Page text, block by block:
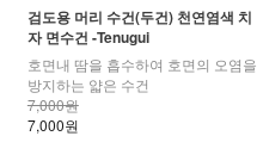
검도용 머리 수건(두건) 천연염색 치
자 면수건 -Tenugui
호면내 땀을 흡수하여 호면의 오염을
방지하는 얇은 수건
7,000원
7,000원